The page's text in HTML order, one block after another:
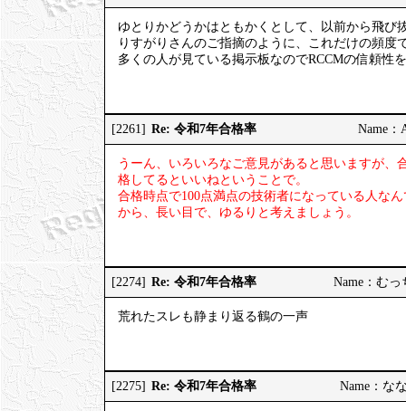
ゆとりかどうかはともかくとして、以前から飛
りすがりさんのご指摘のように、これだけの頻度
多くの人が見ている掲示板なのでRCCMの信頼性
[2261] Re: 令和7年合格率 Name：
うーん、いろいろなご意見があると思いますが
格してるといいねということで。
合格時点で100点満点の技術者になっている人な
から、長い目で、ゆるりと考えましょう。
[2274] Re: 令和7年合格率 Name：む
荒れたスレも静まり返る鶴の一声
[2275] Re: 令和7年合格率 Name：な